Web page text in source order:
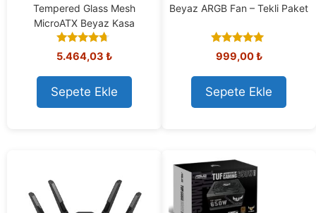
Tempered Glass Mesh
MicroATX Beyaz Kasa
4.50
out of 5
5.464,03 ₺
Sepete Ekle
Beyaz ARGB Fan – Tekli Paket
5.00
out of 5
999,00₺
Sepete Ekle